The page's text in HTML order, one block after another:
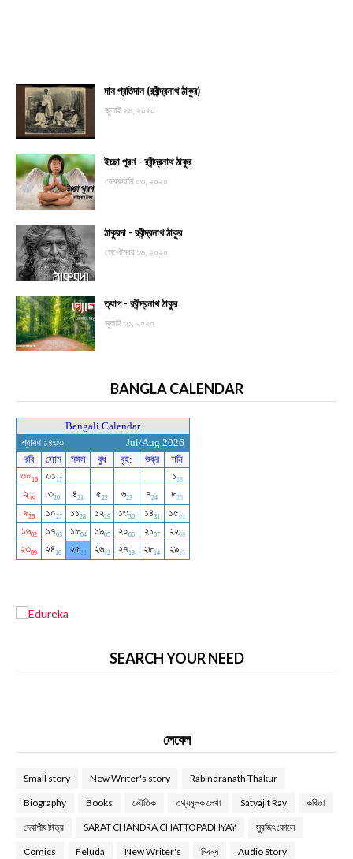
দান প্রতিদান (রবীন্দ্রনাথ ঠাকুর)
জুলাই ২৬, ২০২০
ইচ্ছা পূরণ - রবীন্দ্রনাথ ঠাকুর
ফেব্রুয়ারি ০৩, ২০২০
ঠাকুরদা - রবীন্দ্রনাথ ঠাকুর
সেপ্টেম্বর ১৬, ২০২০
ত্যাগ - রবীন্দ্রনাথ ঠাকুর
জুলাই ৩১, ২০২০
BANGLA CALENDAR
SEARCH YOUR NEED
লেবেল
Small story New Writer's story Rabindranath Thakur
Biography Books ভৌতিক তথ্যমূলক লেখা Satyajit Ray কবিতা
দেবাশীষ মিত্র SARAT CHANDRA CHATTOPADHYAY সুরজিৎ কোলে
Comics Feluda New Writer's নিবন্ধ Audio Story